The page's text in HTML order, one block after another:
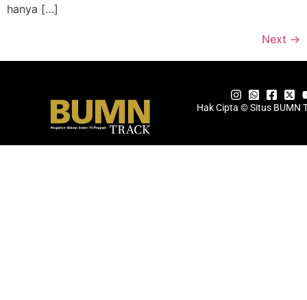
hanya […]
Next →
Hak Cipta © Situs BUMN